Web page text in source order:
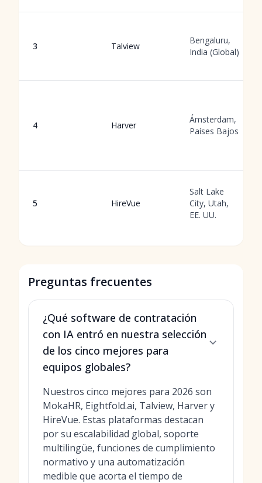
3 Talview
Bengaluru,
India (Global)
4 Harver
Ámsterdam,
Países Bajos
5 HireVue
Salt Lake
City, Utah,
EE. UU.
Preguntas frecuentes
¿Qué software de contratación
con IA entró en nuestra selección
de los cinco mejores para
equipos globales?
Nuestros cinco mejores para 2026 son
MokaHR, Eightfold.ai, Talview, Harver y
HireVue. Estas plataformas destacan
por su escalabilidad global, soporte
multilingüe, funciones de cumplimiento
normativo y una automatización
medible que acorta el tiempo de